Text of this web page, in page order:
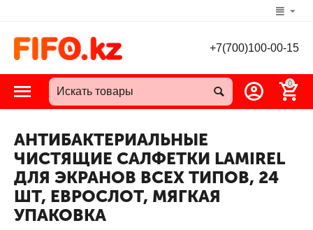
+7(700)100-00-15
0
АНТИБАКТЕРИАЛЬНЫЕ
ЧИСТЯЩИЕ САЛФЕТКИ LAMIREL
ДЛЯ ЭКРАНОВ ВСЕХ ТИПОВ, 24
ШТ, ЕВРОСЛОТ, МЯГКАЯ
УПАКОВКА